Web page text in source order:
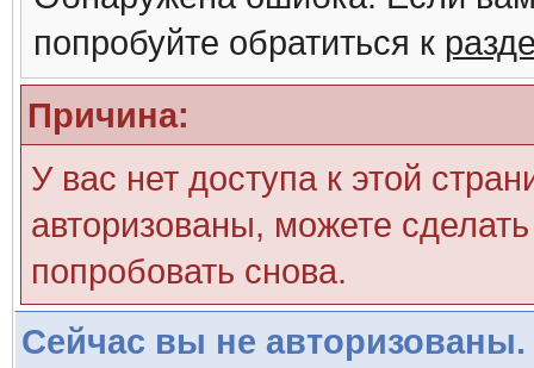
попробуйте обратиться к
Причина:
У вас нет доступа к этой
авторизованы, можете
попробовать снова.
Сейчас вы не авторизованы.